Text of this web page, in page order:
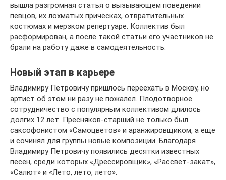
вышла разгромная статья о вызывающем поведении
певцов, их лохматых причёсках, отвратительных
костюмах и мерзком репертуаре. Коллектив был
расформирован, а после такой статьи его участников не
брали на работу даже в самодеятельность.
Новый этап в карьере
Владимиру Петровичу пришлось переехать в Москву, но
артист об этом ни разу не пожалел. Плодотворное
сотрудничество с популярным коллективом длилось
долгих 12 лет. Пресняков-старший не только был
саксофонистом «Самоцветов» и аранжировщиком, а еще
и сочинял для группы новые композиции. Благодаря
Владимиру Петровичу появились десятки известных
песен, среди которых «Дрессировщик», «Рассвет-закат»,
«Салют» и «Лето, лето, лето».